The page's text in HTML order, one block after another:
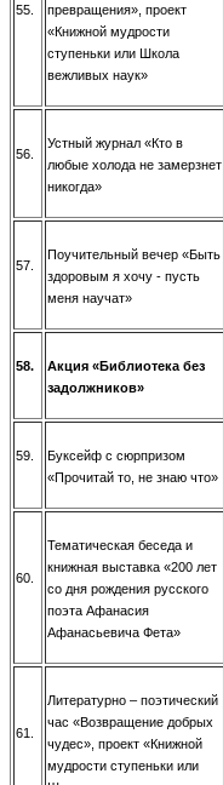
55.
превращения», проект
«Книжной мудрости
ступеньки или Школа
вежливых наук»
56.
Устный журнал «Кто в
любые холода не замерзнет
никогда»
57.
Поучительный вечер «Быть
здоровым я хочу - пусть
меня научат»
58.
Акция «Библиотека без
задолжников»
59.
Буксейф с сюрпризом
«Прочитай то, не знаю что»
60.
Тематическая беседа и
книжная выставка «200 лет
со дня рождения русского
поэта Афанасия
Афанасьевича Фета»
61.
Литературно – поэтический
час «Возвращение добрых
чудес», проект «Книжной
мудрости ступеньки или